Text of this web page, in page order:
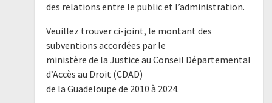
des relations entre le public et l’administration.
Veuillez trouver ci-joint, le montant des
subventions accordées par le
ministère de la Justice au Conseil Départemental
d’Accès au Droit (CDAD)
de la Guadeloupe de 2010 à 2024.